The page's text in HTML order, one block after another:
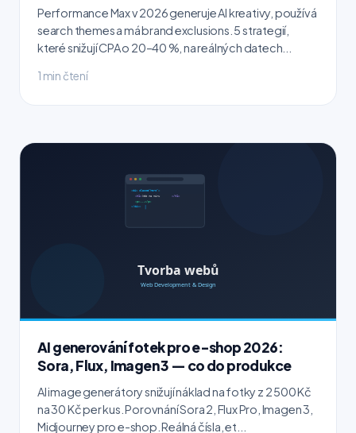
Performance Max v 2026 generuje AI kreativy, používá
search themes a má brand exclusions. 5 strategií,
které snižují CPA o 20–40 %, na reálných datech...
1 min čtení
AI generování fotek pro e-shop 2026:
Sora, Flux, Imagen 3 — co do produkce
AI image generátory snižují náklad na fotky z 2 500 Kč
na 30 Kč per kus. Porovnání Sora 2, Flux Pro, Imagen 3,
Midjourney pro e-shop. Reálná čísla, et...